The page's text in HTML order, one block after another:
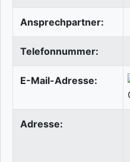
Ansprechpartner:
Telefonnummer:
E-Mail-Adresse:
Adresse: